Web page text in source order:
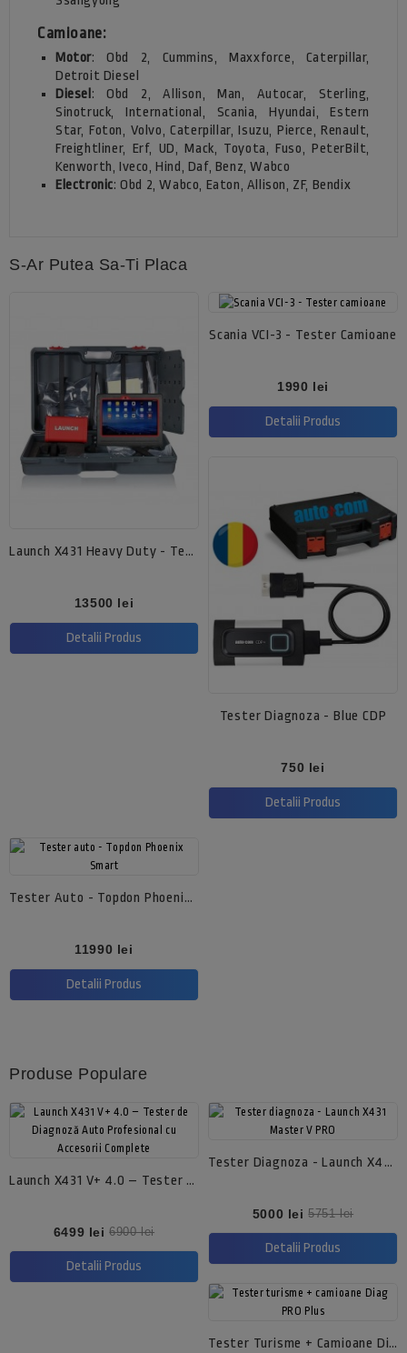
Camioane:
Motor: Obd 2, Cummins, Maxxforce, Caterpillar,
Detroit Diesel
Diesel : Obd 2, Allison, Man, Autocar, Sterling,
Sinotruck, International, Scania, Hyundai, Estern
Star, Foton, Volvo, Caterpillar, Isuzu, Pierce, Renault,
Freightliner, Erf, UD, Mack, Toyota, Fuso, PeterBilt,
Kenworth, Iveco, Hind, Daf, Benz, Wabco
Electronic: Obd 2, Wabco, Eaton, Allison, ZF, Bendix
S-Ar Putea Sa-Ti Placa
Launch X431 Heavy Duty - Tester Diagnoza
Pret
13500 lei
Detalii Produs
Scania VCI-3 - Tester Camioane
Pret
1990 lei
Detalii Produs
Tester Diagnoza - Blue CDP
Pret
750 lei
Detalii Produs
Tester Auto - Topdon Phoenix Smart
Pret
11990 lei
Detalii Produs
Produse Populare
Launch X431 V+ 4.0 – Tester De Diagnoză Auto Profesional Cu Accesorii Complete
Pret
6499 lei Pret
baza
6900 lei
Detalii Produs
Tester Diagnoza - Launch X431 Master V PRO
Pret
5000 lei Pret
baza
5751 lei
Detalii Produs
Tester Turisme + Camioane Diag PRO Plus